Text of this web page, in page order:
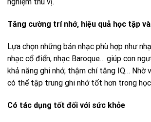
Tăng cường trí nhớ, hiệu quả học tập
Lựa chọn những bản nhạc phù hợp như
nhạc cổ điển, nhạc Baroque… giúp con
khả năng ghi nhớ, thậm chí tăng IQ… Nhờ
có thể tập trung ghi nhớ tốt hơn trong
Có tác dụng tốt đối với sức khỏe